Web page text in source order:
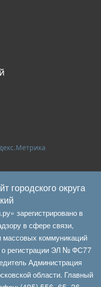
городского округа
зарегистрировано в
в сфере связи,
коммуникаций
о регистрации ЭЛ № ФС77
Администрация
области. Главный